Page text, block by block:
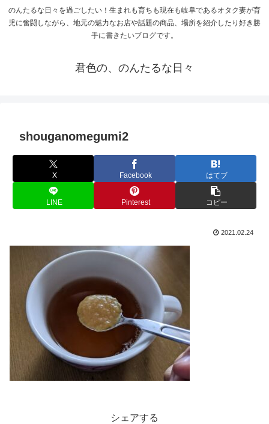
のんたるな日々を過ごしたい！生まれも育ちも現在も岐阜であるオタク妻が育
児に奮闘しながら、地元の魅力なお店や話題の商品、場所を紹介したり好き勝
手に書きたいブログです。
君色の、のんたるな日々
shouganomegumi2
X Facebook はてブ
LINE Pinterest コピー
2021.02.24
シェアする